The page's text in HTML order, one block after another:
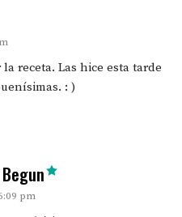
receta. Las hice esta tarde
: )
says:
pm